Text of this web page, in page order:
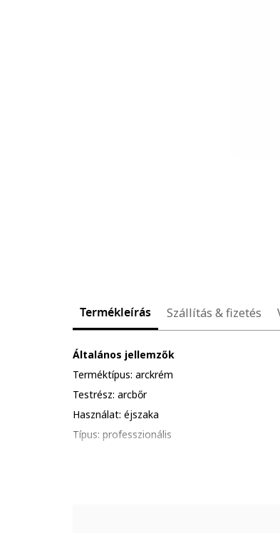
Termékleírás Szállítás & fizetés
Általános jellemzők
Terméktípus: arckrém
Testrész: arcbőr
Használat: éjszaka
Típus: professzionális